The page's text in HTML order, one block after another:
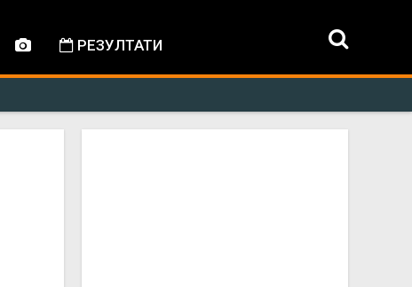
РЕЗУЛТАТИ